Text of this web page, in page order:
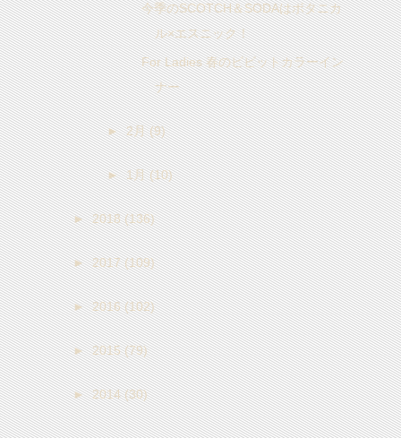
今季のSCOTCH＆SODAはボタニカ
ル×エスニック！
For Ladies 春のビビットカラーイン
ナー
►2月(9)
►1月(10)
►2018(136)
►2017(109)
►2016(102)
►2015(79)
►2014(30)